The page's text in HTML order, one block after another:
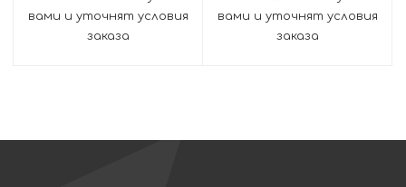
вами и уточнят условия
заказа
вами и уточнят условия
заказа